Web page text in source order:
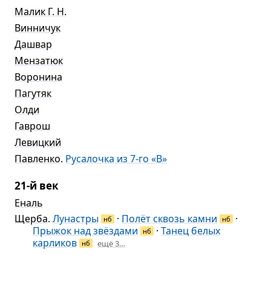
Малик Г. Н.
Винничук
Дашвар
Мензатюк
Воронина
Пагутяк
Олди
Гаврош
Левицкий
Павленко. Русалочка из 7-го «В»
21-й век
Еналь
Щерба. Лунастры нб · Полёт сквозь камни нб
·
Прыжок над звёздами
нб · Танец белых
карликов нб ещё 3…